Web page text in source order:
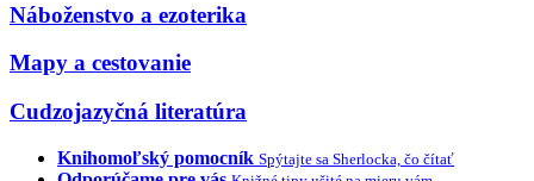
Náboženstvo a ezoterika
Mapy a cestovanie
Cudzojazyčná literatúra
Knihomoľský pomocník Spýtajte sa Sherlocka, čo čítať